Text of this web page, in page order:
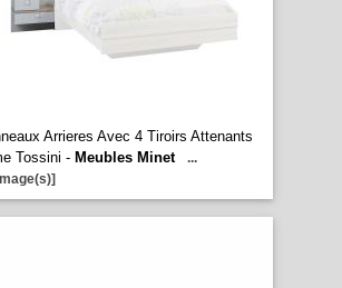
Arrieres Avec 4 Tiroirs Attenants
Tossini - Meubles Minet
...